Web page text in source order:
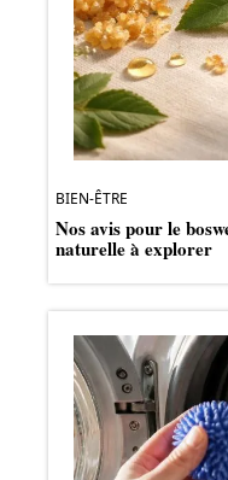
BIEN-ÊTRE
Nos avis pour le
naturelle à explorer